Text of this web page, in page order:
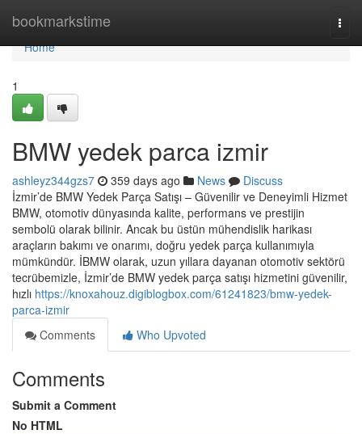
bookmarkstime
Home
Home
1
BMW yedek parca izmir
ashleyz344gzs7 359 days ago News
Discuss
İzmir’de BMW Yedek Parça Satışı – Güvenilir ve Deneyimli Hizmet
BMW, otomotiv dünyasında kalite, performans ve prestijin
sembolü olarak bilinir. Ancak bu üstün mühendislik harikası
araçların bakımı ve onarımı, doğru yedek parça kullanımıyla
mümkündür. İBMW olarak, uzun yıllara dayanan otomotiv sektörü
tecrübemizle, İzmir’de BMW yedek parça satışı hizmetini güvenilir,
hızlı https://knoxahouz.digiblogbox.com/61241823/bmw-yedek-
parca-izmir
Comments
Who Upvoted
Comments
Submit a Comment
No HTML